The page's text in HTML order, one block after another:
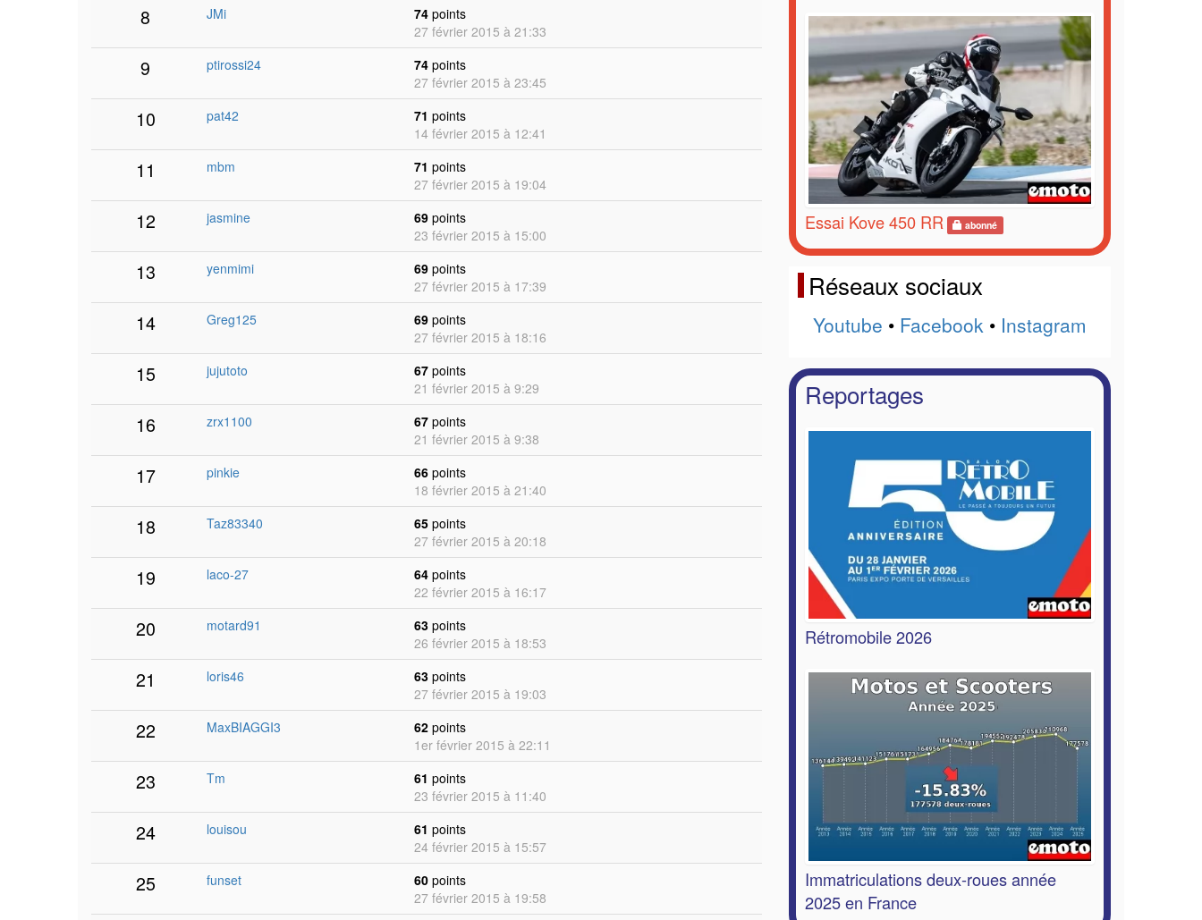
8 JMi 74 points
27 février 2015 à 21:33
9 ptirossi24 74 points
27 février 2015 à 23:45
10 pat42 71 points
14 février 2015 à 12:41
11 mbm 71 points
27 février 2015 à 19:04
12 jasmine 69 points
23 février 2015 à 15:00
13 yenmimi 69 points
27 février 2015 à 17:39
14 Greg125 69 points
27 février 2015 à 18:16
15 jujutoto 67 points
21 février 2015 à 9:29
16 zrx1100 67 points
21 février 2015 à 9:38
17 pinkie 66 points
18 février 2015 à 21:40
18 Taz83340 65 points
27 février 2015 à 20:18
19 laco-27 64 points
22 février 2015 à 16:17
20 motard91 63 points
26 février 2015 à 18:53
21 loris46 63 points
27 février 2015 à 19:03
22 MaxBIAGGI3 62 points
1er février 2015 à 22:11
23 Tm 61 points
23 février 2015 à 11:40
24 louisou 61 points
24 février 2015 à 15:57
25 funset 60 points
27 février 2015 à 19:58
Essai Kove 450 RR abonné
Réseaux sociaux
Youtube • Facebook • Instagram
Reportages
Rétromobile 2026
Immatriculations deux-roues année
2025 en France